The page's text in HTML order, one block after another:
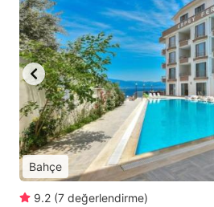
Bahçe
9.2 (7 değerlendirme)